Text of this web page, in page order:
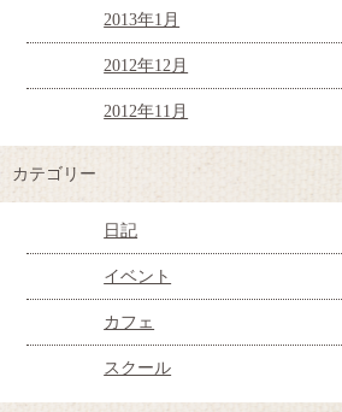
2013年1月
2012年12月
2012年11月
カテゴリー
日記
イベント
カフェ
スクール